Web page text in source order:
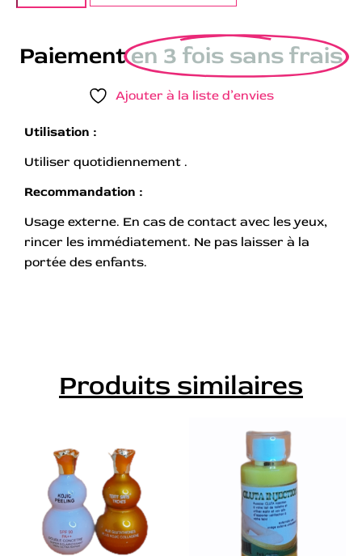
Paiementen 3 fois sans frais
Ajouter à la liste d’envies
Utilisation :
Utiliser quotidiennement .
Recommandation :
Usage externe. En cas de contact avec les yeux,
rincer les immédiatement. Ne pas laisser à la
portée des enfants.
Produits similaires